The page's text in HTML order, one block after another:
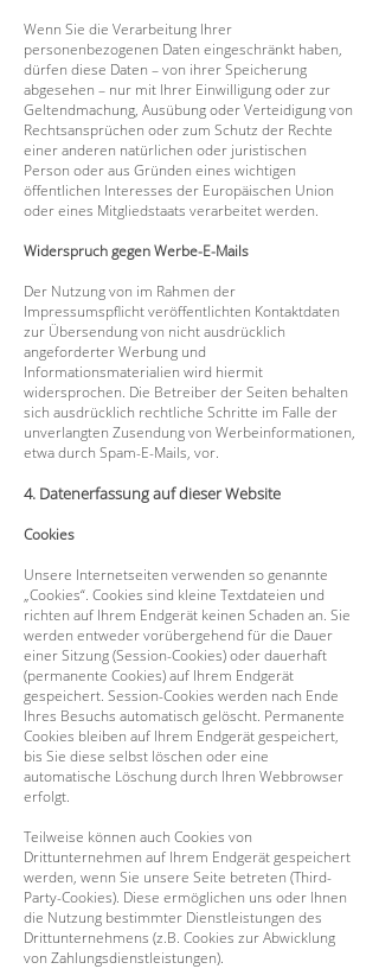
Wenn Sie die Verarbeitung Ihrer
personenbezogenen Daten eingeschränkt haben,
dürfen diese Daten – von ihrer Speicherung
abgesehen – nur mit Ihrer Einwilligung oder zur
Geltendmachung, Ausübung oder Verteidigung von
Rechtsansprüchen oder zum Schutz der Rechte
einer anderen natürlichen oder juristischen
Person oder aus Gründen eines wichtigen
öffentlichen Interesses der Europäischen Union
oder eines Mitgliedstaats verarbeitet werden.
Widerspruch gegen Werbe-E-Mails
Der Nutzung von im Rahmen der
Impressumspflicht veröffentlichten Kontaktdaten
zur Übersendung von nicht ausdrücklich
angeforderter Werbung und
Informationsmaterialien wird hiermit
widersprochen. Die Betreiber der Seiten behalten
sich ausdrücklich rechtliche Schritte im Falle der
unverlangten Zusendung von Werbeinformationen,
etwa durch Spam-E-Mails, vor.
4. Datenerfassung auf dieser Website
Cookies
Unsere Internetseiten verwenden so genannte
„Cookies“. Cookies sind kleine Textdateien und
richten auf Ihrem Endgerät keinen Schaden an. Sie
werden entweder vorübergehend für die Dauer
einer Sitzung (Session-Cookies) oder dauerhaft
(permanente Cookies) auf Ihrem Endgerät
gespeichert. Session-Cookies werden nach Ende
Ihres Besuchs automatisch gelöscht. Permanente
Cookies bleiben auf Ihrem Endgerät gespeichert,
bis Sie diese selbst löschen oder eine
automatische Löschung durch Ihren Webbrowser
erfolgt.
Teilweise können auch Cookies von
Drittunternehmen auf Ihrem Endgerät gespeichert
werden, wenn Sie unsere Seite betreten (Third-
Party-Cookies). Diese ermöglichen uns oder Ihnen
die Nutzung bestimmter Dienstleistungen des
Drittunternehmens (z.B. Cookies zur Abwicklung
von Zahlungsdienstleistungen).